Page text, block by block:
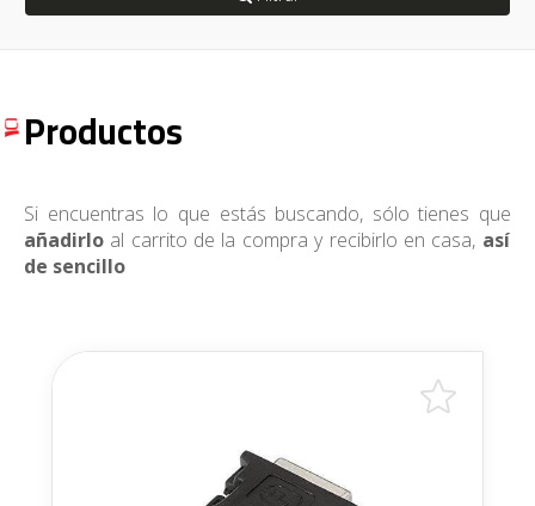
Productos
Si encuentras lo que estás buscando, sólo tienes que
añadirlo al carrito de la compra y recibirlo en casa, así
de sencillo